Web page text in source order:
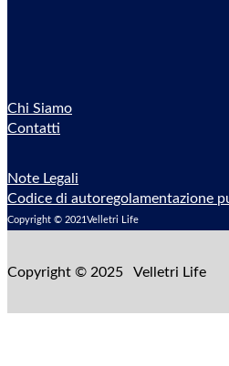
Chi Siamo
Contatti
Note Legali
Codice di autoregolamentazione
Copyright © 2021Velletri Life
Copyright © 2025 Velletri Life